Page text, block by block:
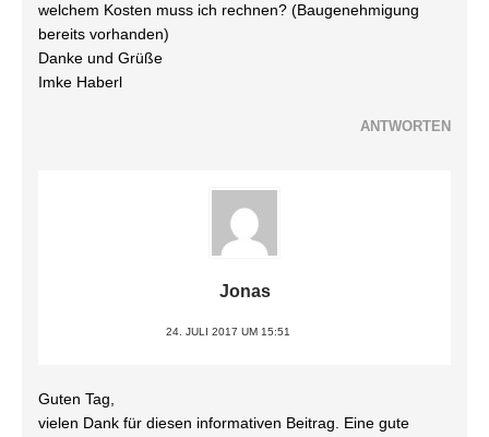
welchem Kosten muss ich rechnen? (Baugenehmigung
bereits vorhanden)
Danke und Grüße
Imke Haberl
ANTWORTEN
Jonas
24. JULI 2017 UM 15:51
Guten Tag,
vielen Dank für diesen informativen Beitrag. Eine gute